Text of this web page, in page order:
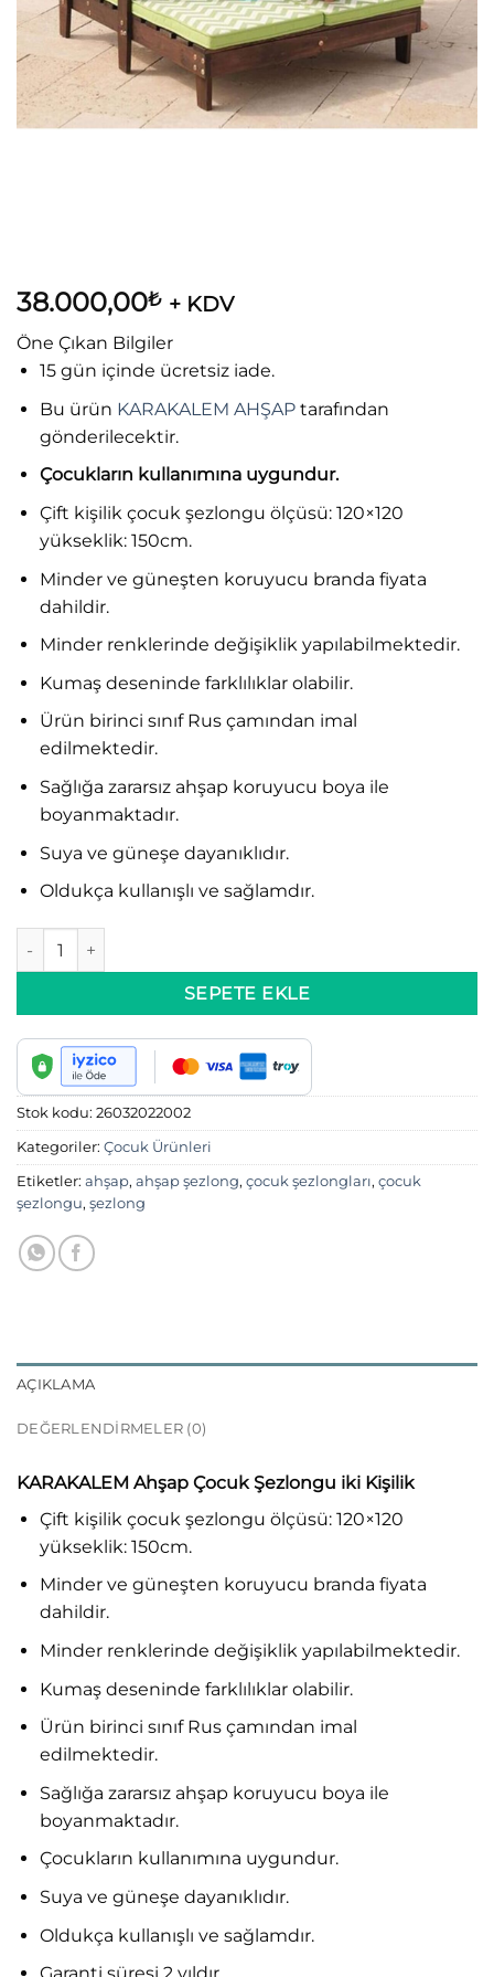
38.000,00₺ + KDV
Öne Çıkan Bilgiler
15 gün içinde ücretsiz iade.
Bu ürün KARAKALEM AHŞAPtarafından
gönderilecektir.
Çocukların kullanımına uygundur.
Çift kişilik çocuk şezlongu ölçüsü: 120×120
yükseklik: 150cm.
Minder ve güneşten koruyucu branda fiyata
dahildir.
Minder renklerinde değişiklik yapılabilmektedir.
Kumaş deseninde farklılıklar olabilir.
Ürün birinci sınıf Rus çamından imal
edilmektedir.
Sağlığa zararsız ahşap koruyucu boya ile
boyanmaktadır.
Suya ve güneşe dayanıklıdır.
Oldukça kullanışlı ve sağlamdır.
Ahşap Çocuk Şezlongu İki Kişilik adet
SEPETE EKLE
Stok kodu: 26032022002
Kategoriler: Çocuk Ürünleri
Etiketler: ahşap, ahşap şezlong, çocuk şezlongları, çocuk
şezlongu, şezlong
AÇIKLAMA
DEĞERLENDIRMELER (0)
KARAKALEM Ahşap Çocuk Şezlongu iki Kişilik
Çift kişilik çocuk şezlongu ölçüsü: 120×120
yükseklik: 150cm.
Minder ve güneşten koruyucu branda fiyata
dahildir.
Minder renklerinde değişiklik yapılabilmektedir.
Kumaş deseninde farklılıklar olabilir.
Ürün birinci sınıf Rus çamından imal
edilmektedir.
Sağlığa zararsız ahşap koruyucu boya ile
boyanmaktadır.
Çocukların kullanımına uygundur.
Suya ve güneşe dayanıklıdır.
Oldukça kullanışlı ve sağlamdır.